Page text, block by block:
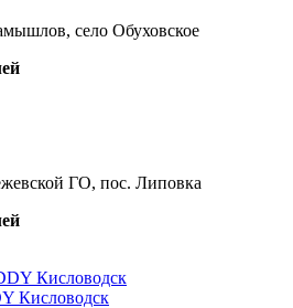
село Обуховское
ГО, пос. Липовка
Кисловодск